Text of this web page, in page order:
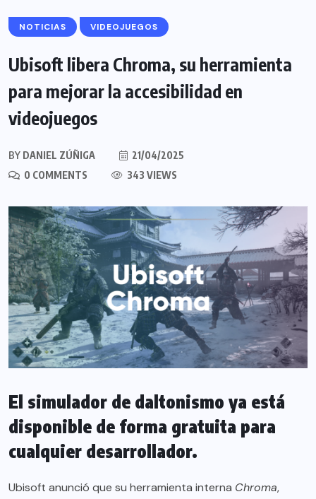
NOTICIAS VIDEOJUEGOS
Ubisoft libera Chroma, su herramienta
para mejorar la accesibilidad en
videojuegos
BY DANIEL ZÚÑIGA
21/04/2025
0 COMMENTS
343 VIEWS
El simulador de daltonismo ya está
disponible de forma gratuita para
cualquier desarrollador.
Ubisoft anunció que su herramienta interna Chroma,